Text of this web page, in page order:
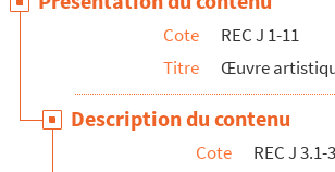
REC J 5.1-24. Projets inaboutis.
REC J 6.1-2. Textes de pièce
REC J 7.1-2. Droits d'auteur
REC J 8.1-3. Écrits et recherches d'Alain
Cote
REC J 1-11
Titre
Œuvre
Description du contenu
Cote
REC J 3.1-